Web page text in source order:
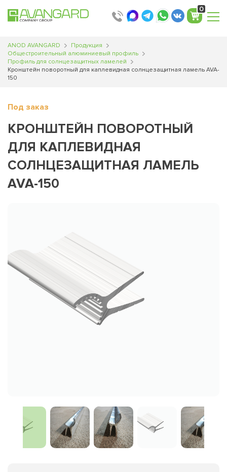
0
ANOD AVANGARD
Продукция
Общестроительный алюминиевый профиль
Профиль для солнцезащитных ламелей
Кронштейн поворотный для каплевидная солнцезащитная ламель AVA-
150
Под заказ
КРОНШТЕЙН ПОВОРОТНЫЙ
ДЛЯ КАПЛЕВИДНАЯ
СОЛНЦЕЗАЩИТНАЯ ЛАМЕЛЬ
AVA-150